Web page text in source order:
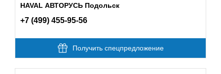
HAVAL АВТОРУСЬ Подольск
+7 (499) 455-95-56
Получить спецпредложение